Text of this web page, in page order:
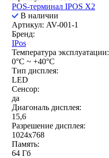
POS-терминал IPOS X2
В наличии
Артикул: AV-001-1
Бренд:
IPos
Температура эксплуатации:
0°C ~ +40°C
Тип дисплея:
LED
Сенсор:
да
Диагональ дисплея:
15,6
Разрешение дисплея:
1024x768
Память:
64 Гб